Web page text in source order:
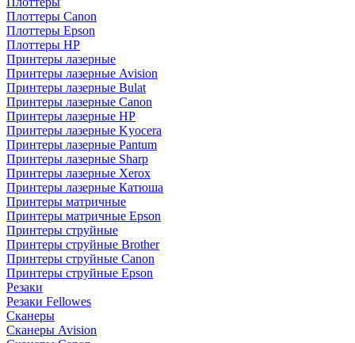
Плоттеры Canon
Плоттеры Epson
Плоттеры HP
Принтеры лазерные
Принтеры лазерные Avision
Принтеры лазерные Bulat
Принтеры лазерные Canon
Принтеры лазерные HP
Принтеры лазерные Kyocera
Принтеры лазерные Pantum
Принтеры лазерные Sharp
Принтеры лазерные Xerox
Принтеры лазерные Катюша
Принтеры матричные
Принтеры матричные Epson
Принтеры струйные
Принтеры струйные Brother
Принтеры струйные Canon
Принтеры струйные Epson
Резаки
Резаки Fellowes
Сканеры
Сканеры Avision